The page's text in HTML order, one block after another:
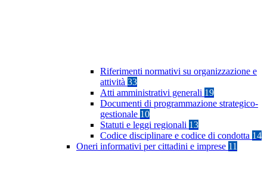
Riferimenti normativi su organizzazione e
attività 33
Atti amministrativi generali 19
Documenti di programmazione strategico-
gestionale 10
Statuti e leggi regionali 13
Codice disciplinare e codice di condotta 14
Oneri informativi per cittadini e imprese 11